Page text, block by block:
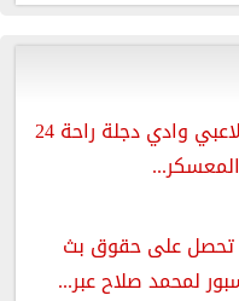
محمد الشيخ يمنح لاعبي وادي دجلة راحة 24
تحصل على حقوق بث
لمحمد صلاح عبر...